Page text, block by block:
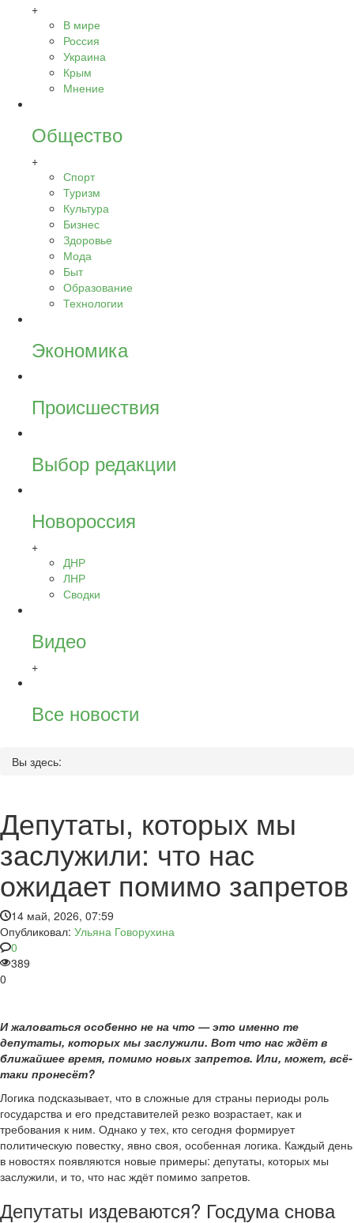
+
В мире
Россия
Украина
Крым
Мнение
Общество
+
Спорт
Туризм
Культура
Бизнес
Здоровье
Мода
Быт
Образование
Технологии
Экономика
Происшествия
Выбор редакции
Новороссия
+
ДНР
ЛНР
Сводки
Видео
+
Все новости
Вы здесь:
Депутаты, которых мы
заслужили: что нас
ожидает помимо запретов
14 май, 2026, 07:59
Опубликовал: Ульяна Говорухина
0
389
0
И жаловаться особенно не на что — это именно те
депутаты, которых мы заслужили. Вот что нас ждёт в
ближайшее время, помимо новых запретов. Или, может, всё-
таки пронесёт?
Логика подсказывает, что в сложные для страны периоды роль
государства и его представителей резко возрастает, как и
требования к ним. Однако у тех, кто сегодня формирует
политическую повестку, явно своя, особенная логика. Каждый день
в новостях появляются новые примеры: депутаты, которых мы
заслужили, и то, что нас ждёт помимо запретов.
Депутаты издеваются? Госдума снова